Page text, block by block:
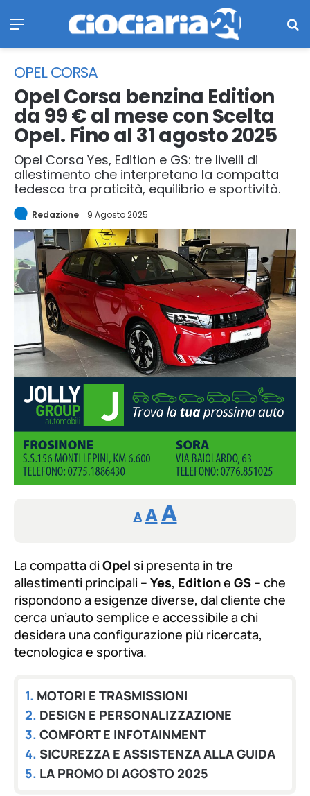
OPEL CORSA
Opel Corsa benzina Edition
da 99 € al mese con Scelta
Opel. Fino al 31 agosto 2025
Opel Corsa Yes, Edition e GS: tre livelli di
allestimento che interpretano la compatta
tedesca tra praticità, equilibrio e sportività.
Redazione 9 Agosto 2025
A
Reducir
tamaño
A Restablecer
tamaño
fuente
AAumentar
de
fuente.
La compatta di Opel si presenta in tre
allestimenti principali – Yes, Editione GS – che
rispondono a esigenze diverse, dal cliente che
cerca un’auto semplice e accessibile a chi
desidera una configurazione più ricercata,
tecnologica e sportiva.
MOTORI E TRASMISSIONI
DESIGN E PERSONALIZZAZIONE
COMFORT E INFOTAINMENT
SICUREZZA E ASSISTENZA ALLA GUIDA
LA PROMO DI AGOSTO 2025